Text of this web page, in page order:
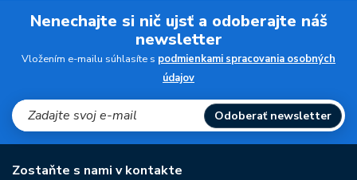
Nenechajte si nič ujsť a odoberajte náš
newsletter
Vložením e-mailu súhlasíte s podmienkami spracovania osobných
údajov
Odoberať newsletter
Zostaňte s nami v kontakte